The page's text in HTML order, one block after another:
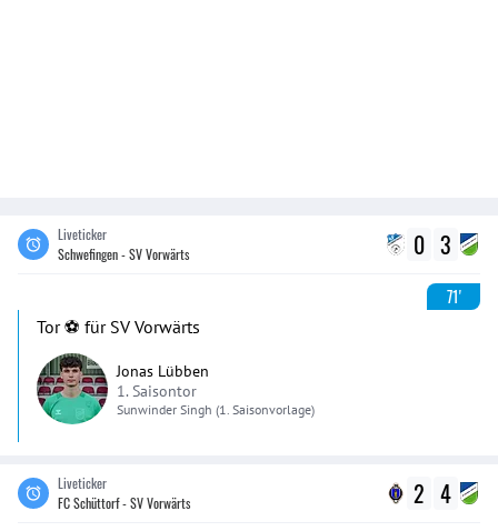
Liveticker
Schwefingen - SV Vorwärts
0 3
71'
Tor ⚽️ für SV Vorwärts
Jonas Lübben
1. Saisontor
Sunwinder Singh (1. Saisonvorlage)
Liveticker
FC Schüttorf - SV Vorwärts
2 4